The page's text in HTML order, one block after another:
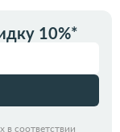
10%*
в соответствии